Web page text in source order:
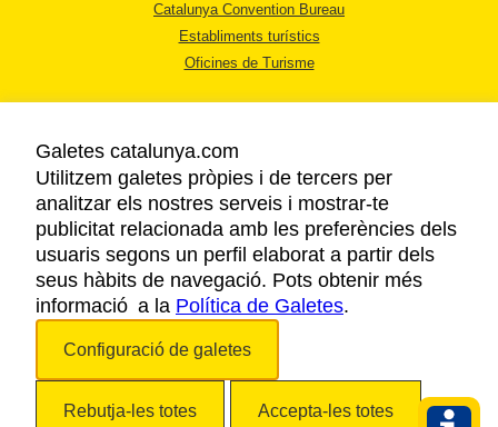
Catalunya Convention Bureau
Establiments turístics
Oficines de Turisme
AVÍS LEGAL
POLÍTICA DE PRIVACITAT
COOKIES
ACCESSIBILITAT
Galetes catalunya.com
Utilitzem galetes pròpies i de tercers per
analitzar els nostres serveis i mostrar-te
publicitat relacionada amb les preferències dels
usuaris segons un perfil elaborat a partir dels
seus hàbits de navegació. Pots obtenir més
informació a la Política de Galetes.
Configuració de galetes
Rebutja-les totes Accepta-les totes